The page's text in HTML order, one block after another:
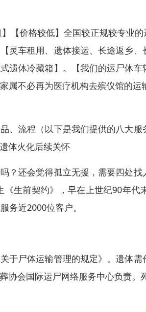
】【价格较低】全国较正规较专业
灵车租用、遗体接运、长途返乡
遗体冷藏箱】。【我们的运尸体
属不必再为医疗机构去殡仪馆的
、流程（以下是我们提供的八大
体火化后续关怀
？还会觉得孤立无援，需要四处
生前契约》，早在上世纪90年
务近2000位客户。
于尸体运输管理的规定》。遗体
协会国际运尸网络服务中心负责。